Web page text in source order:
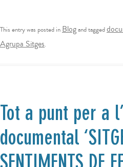
This entry was posted in Blogand tagged
Agrupa Sitges.
Tot a punt per a
documental